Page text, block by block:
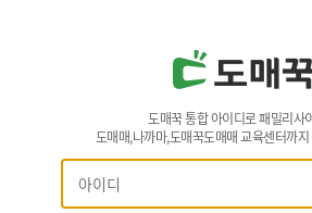
도매꾹 통합 아이디로 패밀리사
도매매,나까마,도매꾹도매매 교육센터까